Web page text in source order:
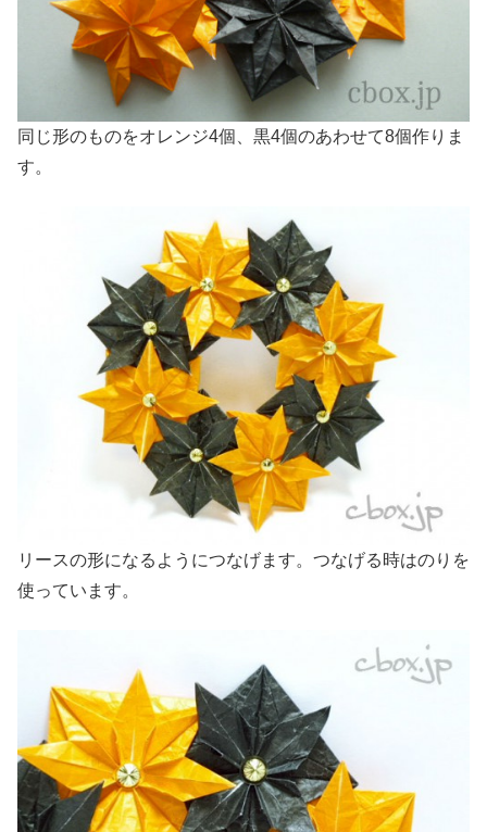
同じ形のものをオレンジ4個、黒4個のあわせて8個作りま
す。
リースの形になるようにつなげます。つなげる時はのりを
使っています。